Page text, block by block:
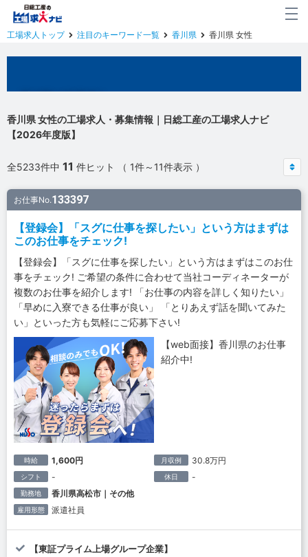
工場求人トップ 注目のキーワード一覧 香川県 香川県 女性
香川県 女性の工場求人・募集情報｜日総工産の工場求人ナビ
【2026年度版】
全5233件中 11 件ヒット （ 1件～11件表示 ）
お仕事No.133397
【登録会】「スグに仕事を探したい」という方はまずは
このお仕事をチェック!
【登録会】「スグに仕事を探したい」という方はまずはこのお仕
事をチェック! ご希望の条件に合わせて当社コーディネーターが
複数のお仕事を紹介します! 「お仕事の内容を詳しく知りたい」
「早めに入寮できる仕事が良い」 「とりあえず話を聞いてみた
い」といった方も気軽にご応募下さい!
【web面接】香川県のお仕事
紹介中!
時給 1,600円 月収例 30.8万円
シフト - 休日 -
勤務地 香川県高松市｜その他
雇用形態 派遣社員
【東証プライム上場グループ企業】